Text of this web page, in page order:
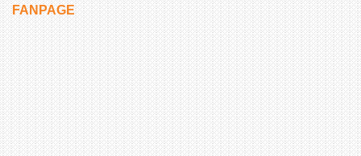
FANPAGE